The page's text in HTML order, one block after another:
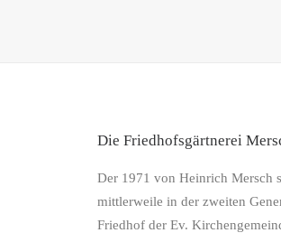
Die Friedhofsgärtnerei
Der 1971 von Heinrich Mersch
mittlerweile in der zweiten
Friedhof der Ev.